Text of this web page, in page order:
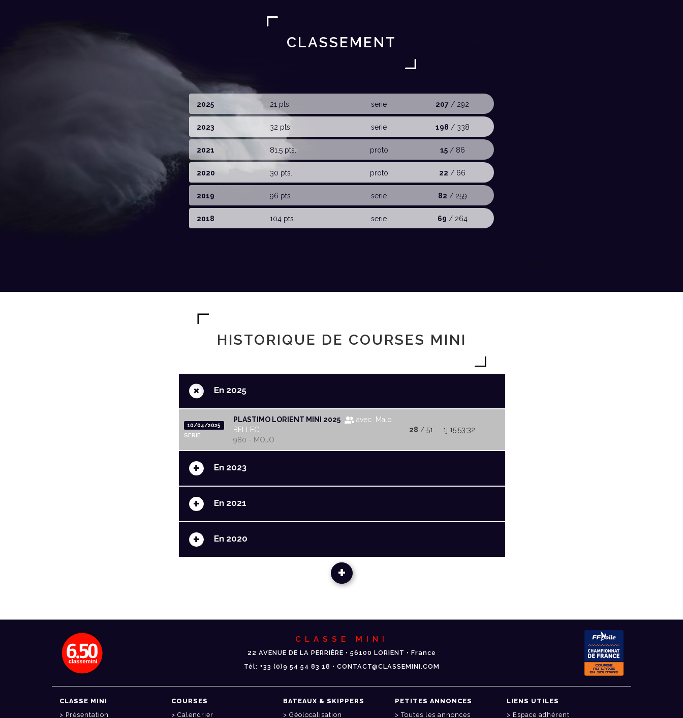
CLASSEMENT
2025 21 pts. serie 207 / 292
2023 32 pts. serie 198 / 338
2021 81,5 pts. proto 15/ 86
2020 30 pts. proto 22 / 66
2019 96 pts. serie 82 / 259
2018 104 pts. serie 69 / 264
HISTORIQUE DE COURSES MINI
+ En 2025
10/04/2025
SERIE
PLASTIMO LORIENT MINI 2025
avec Malo
BELLEC
980 - MOJO
28 / 51 1j 15:53:32
+ En 2023
+ En 2021
+ En 2020
+
CLASSE MINI
22 AVENUE DE LA PERRIÈRE • 56100 LORIENT • France
Tél: +33 (0)9 54 54 83 18 • CONTACT@CLASSEMINI.COM
CLASSE MINI
Présentation
COURSES
Calendrier
BATEAUX & SKIPPERS
Géolocalisation
PETITES ANNONCES
Toutes les annonces
LIENS UTILES
Espace adhérent